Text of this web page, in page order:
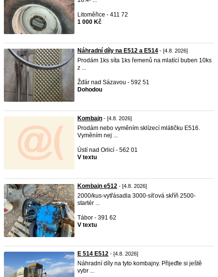
Litoměřice - 411 72
1 000 Kč
Náhradní díly na E512 a E514 - [4.8. 2026]
Prodám 1ks síta 1ks řemenů na mlatící buben 10ks
z ...
Žďár nad Sázavou - 592 51
Dohodou
Kombajn - [4.8. 2026]
Prodám nebo vyměním sklízecí mlátičku E516.
Vyměním nej ...
Ústí nad Orlicí - 562 01
V textu
Kombajn e512 - [4.8. 2026]
2000/kus-vytřásadla 3000-síťová skříň 2500-
startér ...
Tábor - 391 62
V textu
E 514 E512 - [4.8. 2026]
Náhradní díly na tyto kombajny. Přijeďte si ještě
vybr ...